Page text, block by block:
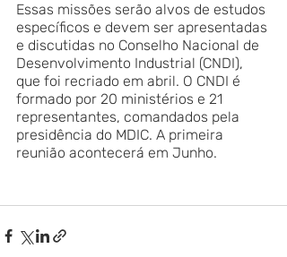
Essas missões serão alvos de estudos
específicos e devem ser apresentadas
e discutidas no Conselho Nacional de
Desenvolvimento Industrial (CNDI),
que foi recriado em abril. O CNDI é
formado por 20 ministérios e 21
representantes, comandados pela
presidência do MDIC. A primeira
reunião acontecerá em Junho.